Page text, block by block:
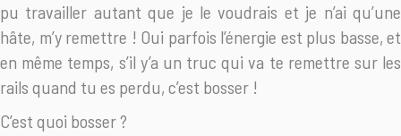
pu travailler autant que je le voudrais et je n’ai qu’une
hâte, m’y remettre ! Oui parfois l’énergie est plus basse, et
en même temps, s’il y’a un truc qui va te remettre sur les
rails quand tu es perdu, c’est bosser !
C’est quoi bosser ?